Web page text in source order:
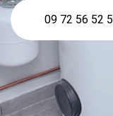
09 72 56 52